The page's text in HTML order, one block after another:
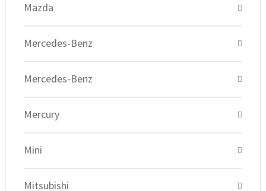
Mazda
Mercedes-Benz
Mercedes-Benz
Mercury
Mini
Mitsubishi